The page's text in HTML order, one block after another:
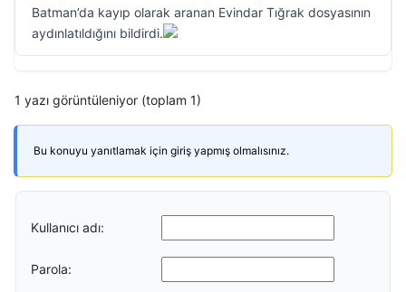
Batman’da kayıp olarak aranan Evindar Tığrak dosyasının
aydınlatıldığını bildirdi.
1 yazı görüntüleniyor (toplam 1)
Bu konuyu yanıtlamak için giriş yapmış olmalısınız.
Kullanıcı adı:
Parola: